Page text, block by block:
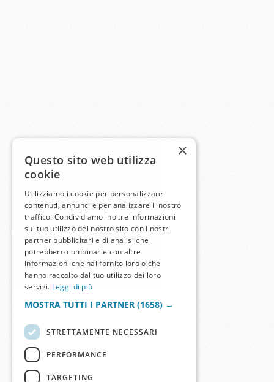
×
Questo sito web utilizza
cookie
Utilizziamo i cookie per personalizzare
contenuti, annunci e per analizzare il nostro
traffico. Condividiamo inoltre informazioni
sul tuo utilizzo del nostro sito con i nostri
partner pubblicitari e di analisi che
potrebbero combinarle con altre
informazioni che hai fornito loro o che
hanno raccolto dal tuo utilizzo dei loro
servizi. Leggi di più
MOSTRA TUTTI I PARTNER (1658) →
STRETTAMENTE NECESSARI
PERFORMANCE
TARGETING